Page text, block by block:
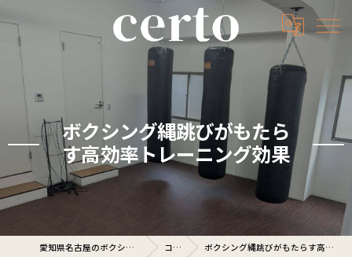
ボクシング縄跳びがもたら
す高効率トレーニング効果
愛知県名古屋のボクシングジムならcerto コラム ボクシング縄跳びがもたらす高効率トレーニング効果